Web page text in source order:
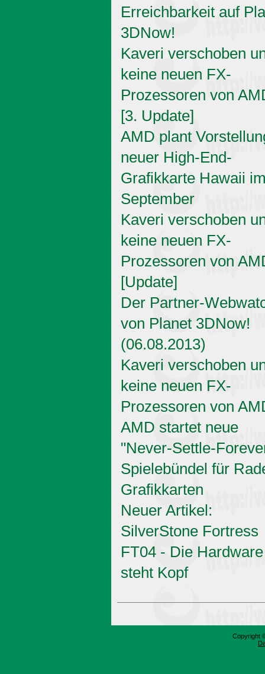
Erreichbarkeit auf
3DNow!
Kaveri verschoben
keine neuen FX-
Prozessoren von
[3. Update]
AMD plant
neuer High-End-
Grafikkarte Hawaii
September
Kaveri verschoben
keine neuen FX-
Prozessoren von
[Update]
Der Partner-
von Planet 3DNow!
(06.08.2013)
Kaveri verschoben
keine neuen FX-
Prozessoren von
AMD startet neue
"Never-Settle-
Spielebündel für
Grafikkarten
Neuer Artikel:
SilverStone Fortress
FT04 - Die Hardware
steht Kopf
Copyright